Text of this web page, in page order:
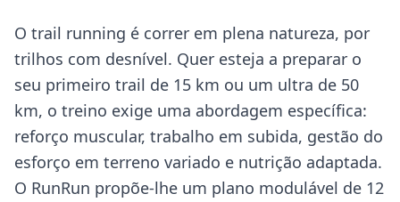
O trail running é correr em plena natureza, por
trilhos com desnível. Quer esteja a preparar o
seu primeiro trail de 15 km ou um ultra de 50
km, o treino exige uma abordagem específica:
reforço muscular, trabalho em subida, gestão do
esforço em terreno variado e nutrição adaptada.
O RunRun propõe-lhe um plano modulável de 12